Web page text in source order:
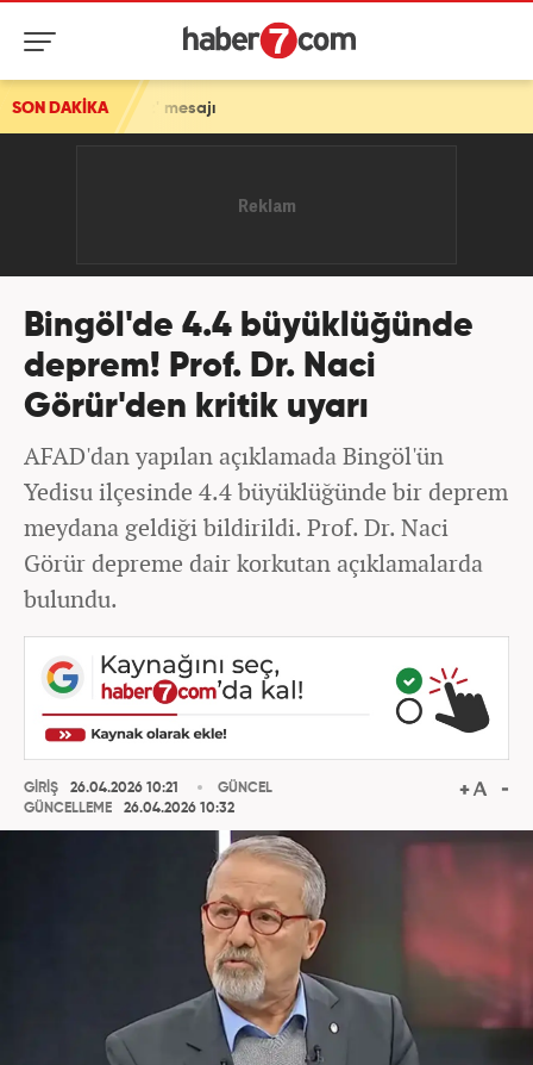
SON DAKİKA
mesajı
Bingöl'de 4.4 büyüklüğünde
deprem! Prof. Dr. Naci
Görür'den kritik uyarı
AFAD'dan yapılan açıklamada Bingöl'ün
Yedisu ilçesinde 4.4 büyüklüğünde bir deprem
meydana geldiği bildirildi. Prof. Dr. Naci
Görür depreme dair korkutan açıklamalarda
bulundu.
GİRİŞ
26.04.2026 10:21
GÜNCELLEME
26.04.2026 10:32
GÜNCEL